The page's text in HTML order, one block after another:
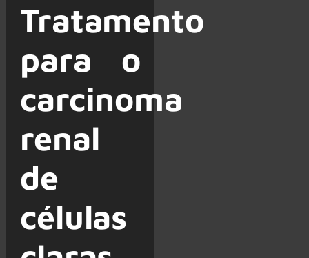
Tratamento
para o
carcinoma
renal
de
células